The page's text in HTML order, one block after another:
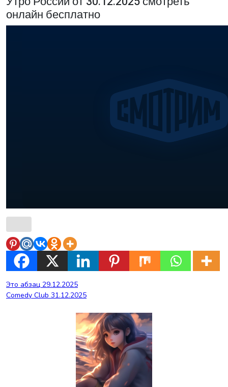
онлайн бесплатно
Навигация
по
Это абзац 29.12.2025
Comedy Club 31.12.2025